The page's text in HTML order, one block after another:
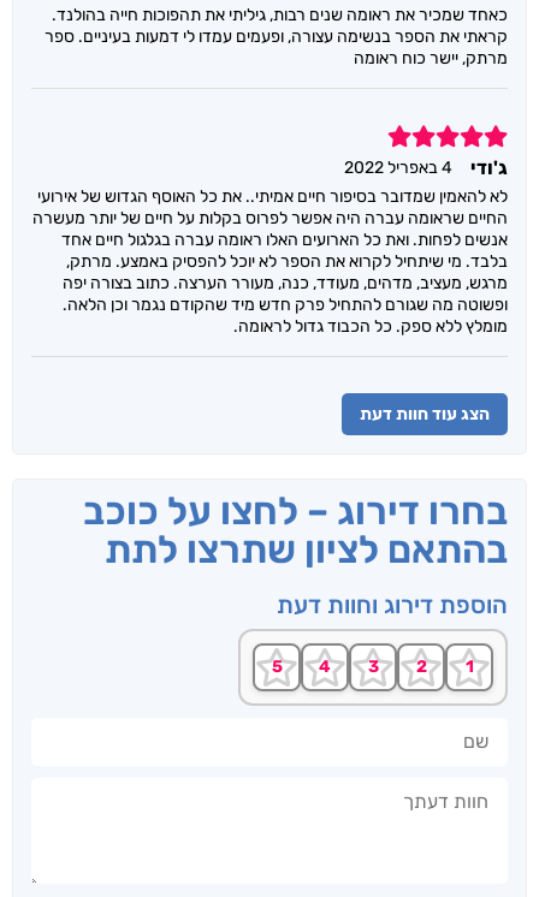
כאחד שמכיר את ראומה שנים רבות, גיליתי את תהפוכות חייה בהולנד.
קראתי את הספר בנשימה עצורה, ופעמים עמדו לי דמעות בעיניים. ספר
מרתק, יישר כוח ראומה
5
ג'ודי
4 באפריל 2022
לא להאמין שמדובר בסיפור חיים אמיתי.. את כל האוסף הגדוש של אירועי
החיים שראומה עברה היה אפשר לפרוס בקלות על חיים של יותר מעשרה
אנשים לפחות. ואת כל הארועים האלו ראומה עברה בגלגול חיים אחד
בלבד. מי שיתחיל לקרוא את הספר לא יוכל להפסיק באמצע. מרתק,
מרגש, מעציב, מדהים, מעודד, כנה, מעורר הערצה. כתוב בצורה יפה
ופשוטה מה שגורם להתחיל פרק חדש מיד שהקודם נגמר וכן הלאה.
מומלץ ללא ספק. כל הכבוד גדול לראומה.
הצג עוד חוות דעת
בחרו דירוג – לחצו על כוכב
בהתאם לציון שתרצו לתת
הוספת דירוג וחוות דעת